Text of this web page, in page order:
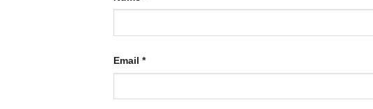
Email *